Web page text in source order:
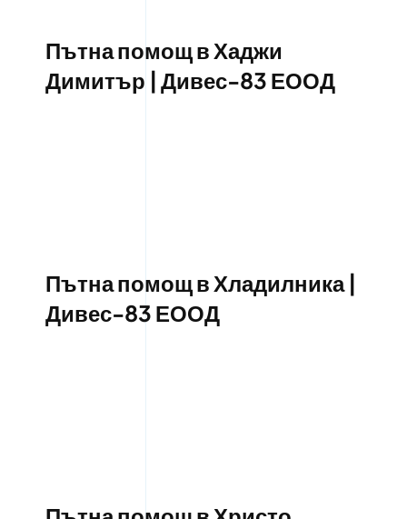
Пътна помощ в Хаджи
Димитър | Дивес-83 ЕООД
Пътна помощ в Хладилника |
Дивес-83 ЕООД